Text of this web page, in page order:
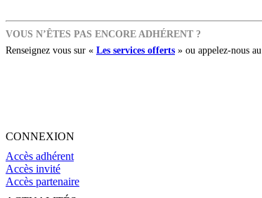
VOUS N’ÊTES PAS ENCORE ADHÉRENT ?
Renseignez vous sur « Les services offerts » ou appelez-nous au
CONNEXION
Accès adhérent
Accès invité
Accès partenaire